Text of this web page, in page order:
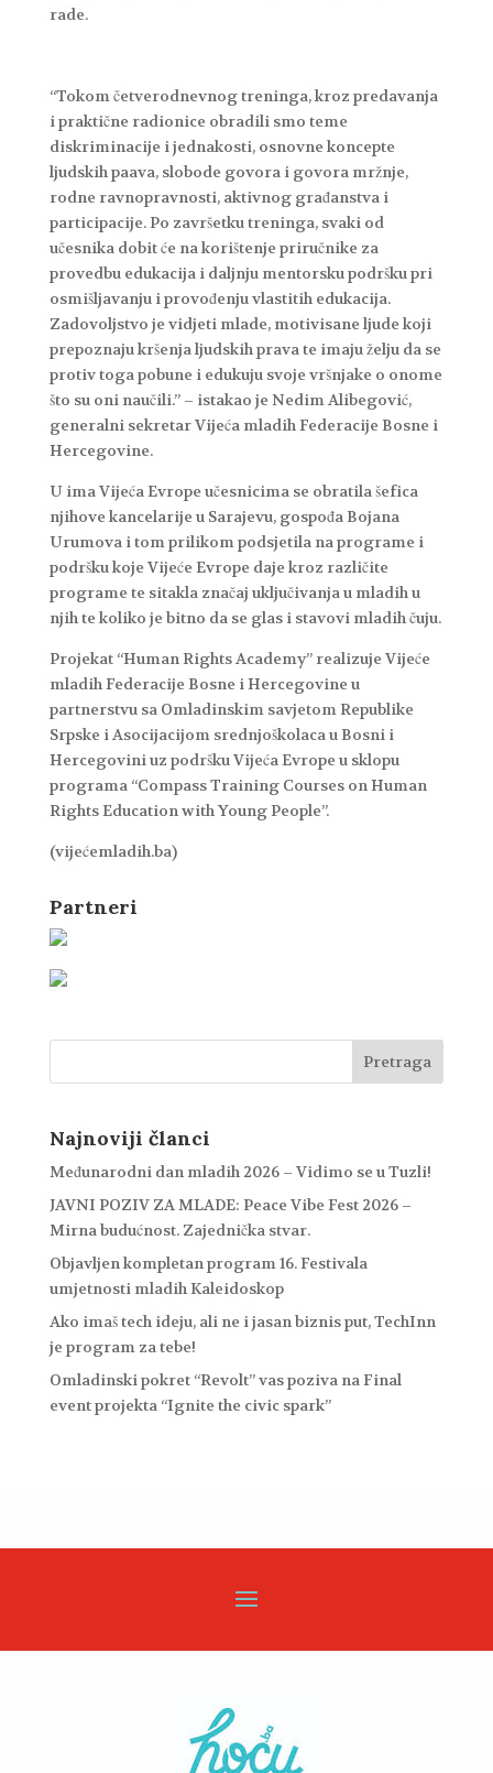
rade.
“Tokom četverodnevnog treninga, kroz predavanja
i praktične radionice obradili smo teme
diskriminacije i jednakosti, osnovne koncepte
ljudskih paava, slobode govora i govora mržnje,
rodne ravnopravnosti, aktivnog građanstva i
participacije. Po završetku treninga, svaki od
učesnika dobit će na korištenje priručnike za
provedbu edukacija i daljnju mentorsku podršku pri
osmišljavanju i provođenju vlastitih edukacija.
Zadovoljstvo je vidjeti mlade, motivisane ljude koji
prepoznaju kršenja ljudskih prava te imaju želju da se
protiv toga pobune i edukuju svoje vršnjake o onome
što su oni naučili.” – istakao je Nedim Alibegović,
generalni sekretar Vijeća mladih Federacije Bosne i
Hercegovine.
U ima Vijeća Evrope učesnicima se obratila šefica
njihove kancelarije u Sarajevu, gospođa Bojana
Urumova i tom prilikom podsjetila na programe i
podršku koje Vijeće Evrope daje kroz različite
programe te sitakla značaj uključivanja u mladih u
njih te koliko je bitno da se glas i stavovi mladih čuju.
Projekat “Human Rights Academy” realizuje Vijeće
mladih Federacije Bosne i Hercegovine u
partnerstvu sa Omladinskim savjetom Republike
Srpske i Asocijacijom srednjoškolaca u Bosni i
Hercegovini uz podršku Vijeća Evrope u sklopu
programa “Compass Training Courses on Human
Rights Education with Young People”.
(vijećemladih.ba)
Partneri
Najnoviji članci
Međunarodni dan mladih 2026 – Vidimo se u Tuzli!
JAVNI POZIV ZA MLADE: Peace Vibe Fest 2026 –
Mirna budućnost. Zajednička stvar.
Objavljen kompletan program 16. Festivala
umjetnosti mladih Kaleidoskop
Ako imaš tech ideju, ali ne i jasan biznis put, TechInn
je program za tebe!
Omladinski pokret “Revolt” vas poziva na Final
event projekta “Ignite the civic spark”